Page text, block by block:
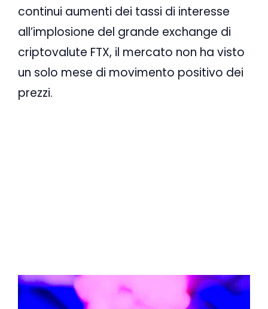
continui aumenti dei tassi di interesse
all’implosione del grande exchange di
criptovalute FTX, il mercato non ha visto
un solo mese di movimento positivo dei
prezzi.